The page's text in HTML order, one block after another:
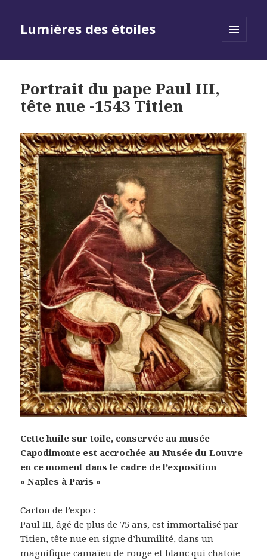
Lumières des étoiles
Portrait du pape Paul III,
tête nue -1543 Titien
Cette huile sur toile, conservée au musée
Capodimonte est accrochée au Musée du Louvre
en ce moment dans le cadre de l’exposition
« Naples à Paris »
Carton de l’expo :
Paul III, âgé de plus de 75 ans, est immortalisé par
Titien, tête nue en signe d’humilité, dans un
magnifique camaïeu de rouge et blanc qui chatoie